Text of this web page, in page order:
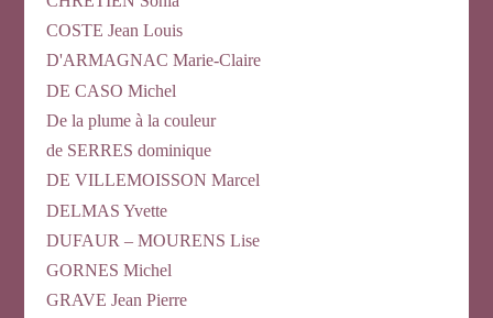
COSTE Jean Louis
D'ARMAGNAC Marie-Claire
DE CASO Michel
De la plume à la couleur
de SERRES dominique
DE VILLEMOISSON Marcel
DELMAS Yvette
DUFAUR – MOURENS Lise
GORNES Michel
GRAVE Jean Pierre